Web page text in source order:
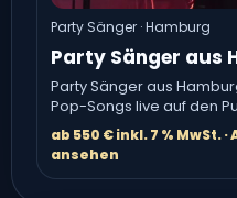
Party Sänger · Hamburg
Party Sänger aus
Party Sänger aus
Pop-Songs live auf den
energiegeladen und
ab 550 € inkl. 7 % MwSt.
ansehen